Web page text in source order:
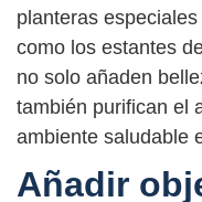
planteras
como los estantes
no solo añaden
también purifican el
ambiente saludable
Añadir